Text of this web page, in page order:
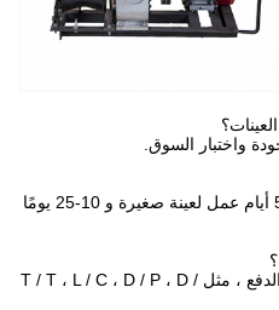
واختبار السوق.
ج: عادة ما يستغرق الأمر حوالي 3-5 أيام عمل لعينة صغيرة و 10-25 يومًا
ج: عادة ما نقبل جميع أنواع شروط الدفع ، مثل T / T ، L / C ، D / P ، D /